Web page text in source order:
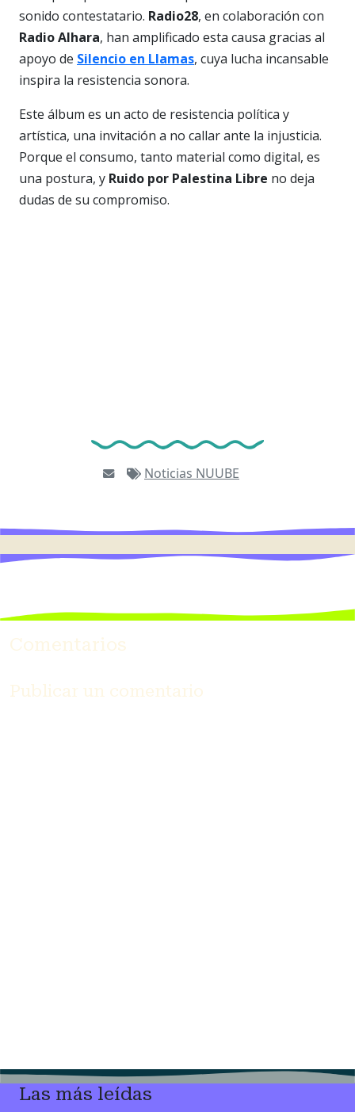
sonido contestatario. Radio28, en colaboración con
Radio Alhara, han amplificado esta causa gracias al
apoyo de Silencio en Llamas, cuya lucha incansable
inspira la resistencia sonora.
Este álbum es un acto de resistencia política y
artística, una invitación a no callar ante la injusticia.
Porque el consumo, tanto material como digital, es
una postura, y Ruido por Palestina Libre no deja
dudas de su compromiso.
Noticias NUUBE
Comentarios
Publicar un comentario
Las más leídas